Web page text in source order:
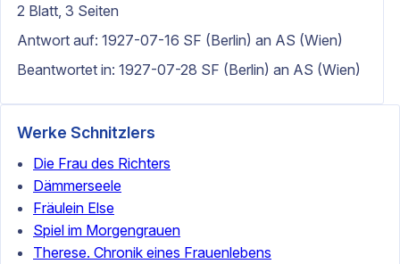
2 Blatt, 3 Seiten
Antwort auf: 1927-07-16 SF (Berlin) an AS (Wien)
Beantwortet in: 1927-07-28 SF (Berlin) an AS (Wien)
Werke Schnitzlers
Die Frau des Richters
Dämmerseele
Fräulein Else
Spiel im Morgengrauen
Therese. Chronik eines Frauenlebens